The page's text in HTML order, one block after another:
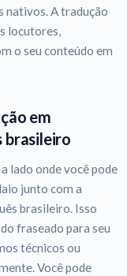
nativos. A tradução
locutores,
o seu conteúdo em
em
brasileiro
lado onde você pode
junto com a
brasileiro. Isso
fraseado para seu
técnicos ou
Você pode